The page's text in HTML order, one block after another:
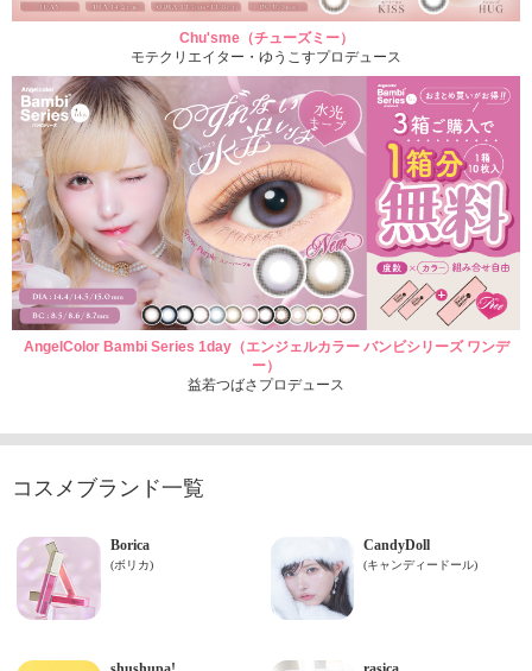
Chu'sme（チューズミー）
モテクリエイター・ゆうこすプロデュース
AngelColor Bambi Series 1day（エンジェルカラー バンビシリーズ ワンデ
ー）
益若つばさプロデュース
コスメブランド一覧